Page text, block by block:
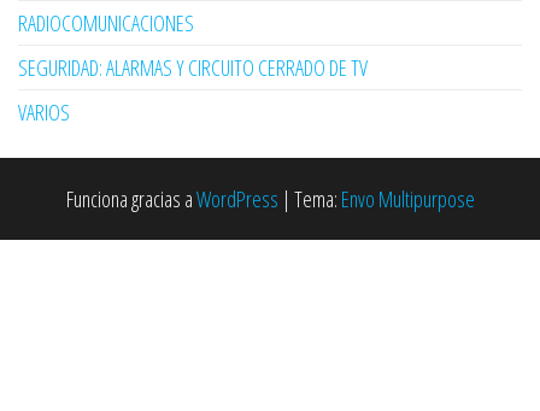
RADIOCOMUNICACIONES
SEGURIDAD: ALARMAS Y CIRCUITO CERRADO DE TV
VARIOS
Funciona gracias aWordPress | Tema: Envo Multipurpose